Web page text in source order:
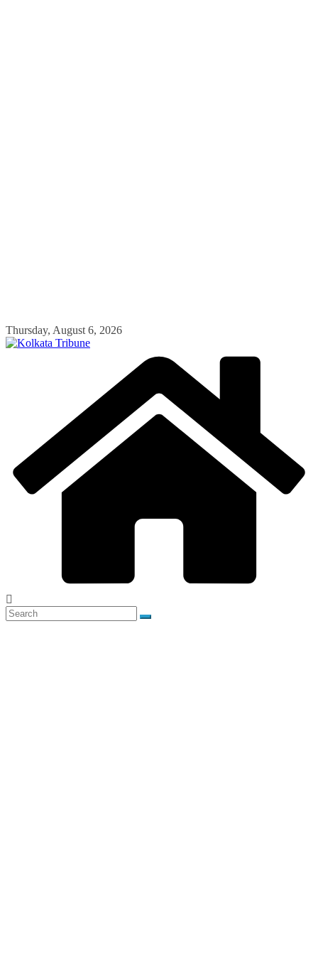
Skip
to
Thursday, August 6, 2026